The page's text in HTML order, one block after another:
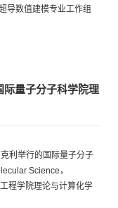
导数值建模专业工作组
证、面向工程应用的高
际量子分子科学院理
利举行的国际量子分子
Science，
程学院理论与计算化学